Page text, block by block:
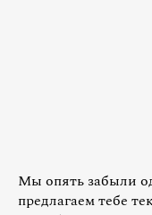
Мы опять забыли
предлагаем тебе